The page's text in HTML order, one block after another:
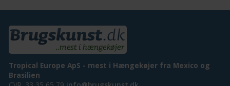
Tropical Europe ApS - mest i Hængekøjer fra Mexico og
Brasilien